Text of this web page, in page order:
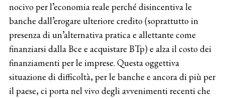
nocivo per l’economia reale perché disincentiva le
banche dall’erogare ulteriore credito (soprattutto in
presenza di un’alternativa pratica e allettante come
finanziarsi dalla Bce e acquistare BTp) e alza il costo dei
finanziamenti per le imprese. Questa oggettiva
situazione di difficoltà, per le banche e ancora di più per
il paese, ci porta nel vivo degli avvenimenti recenti che